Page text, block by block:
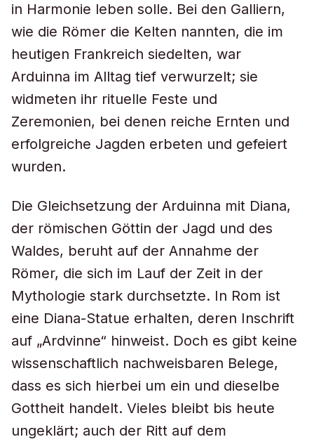
in Harmonie leben solle. Bei den Galliern,
wie die Römer die Kelten nannten, die im
heutigen Frankreich siedelten, war
Arduinna im Alltag tief verwurzelt; sie
widmeten ihr rituelle Feste und
Zeremonien, bei denen reiche Ernten und
erfolgreiche Jagden erbeten und gefeiert
wurden.
Die Gleichsetzung der Arduinna mit Diana,
der römischen Göttin der Jagd und des
Waldes, beruht auf der Annahme der
Römer, die sich im Lauf der Zeit in der
Mythologie stark durchsetzte. In Rom ist
eine Diana-Statue erhalten, deren Inschrift
auf „Ardvinne“ hinweist. Doch es gibt keine
wissenschaftlich nachweisbaren Belege,
dass es sich hierbei um ein und dieselbe
Gottheit handelt. Vieles bleibt bis heute
ungeklärt; auch der Ritt auf dem